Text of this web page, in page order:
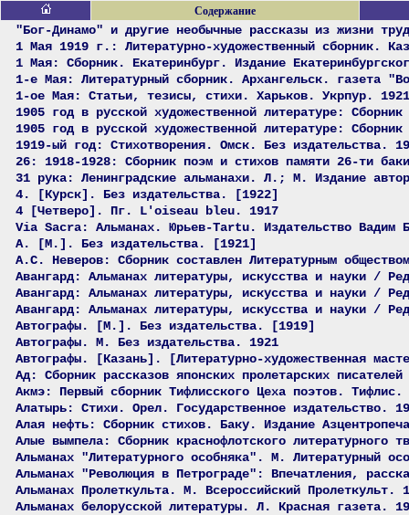
Содержание
"Бог-Динамо" и другие необычные рассказы из жизни
1 Мая 1919 г.: Литературно-художественный сборник.
1 Мая: Сборник. Екатеринбург. Издание
1-е Мая: Литературный сборник. Архангельск. газета
1-ое Мая: Статьи, тезисы, стихи. Харьков. Укрпур. 1921
1905 год в русской художественной литературе:
1905 год в русской художественной литературе:
1919-ый год: Стихотворения. Омск. Без издательства.
26: 1918-1928: Сборник поэм и стихов памяти 26-ти
31 рука: Ленинградские альманахи. Л.; М. Издание
4. [Курск]. Без издательства. [1922]
4 [Четверо]. Пг. L'oiseau bleu. 1917
Via Sacra: Альманах. Юрьев-Tartu. Издательство Вадим
А. [М.]. Без издательства. [1921]
А.С. Неверов: Сборник составлен Литературным
Авангард: Альманах литературы, искусства и науки /
Авангард: Альманах литературы, искусства и науки /
Авангард: Альманах литературы, искусства и науки /
Автографы. [М.]. Без издательства. [1919]
Автографы. М. Без издательства. 1921
Автографы. [Казань]. [Литературно-художественная
Ад: Сборник рассказов японских пролетарских
Акмэ: Первый сборник Тифлисского Цеха поэтов.
Алатырь: Стихи. Орел. Государственное издательство.
Алая нефть: Сборник стихов. Баку. Издание
Алые вымпела: Сборник краснофлотского литературного
Альманах "Литературного особняка". М. Литературный
Альманах "Революция в Петрограде": Впечатления,
Альманах Пролеткульта. М. Всероссийский Пролеткульт.
Альманах белорусской литературы. Л. Красная газета.